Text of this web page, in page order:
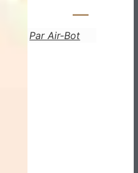
Par Air-Bot